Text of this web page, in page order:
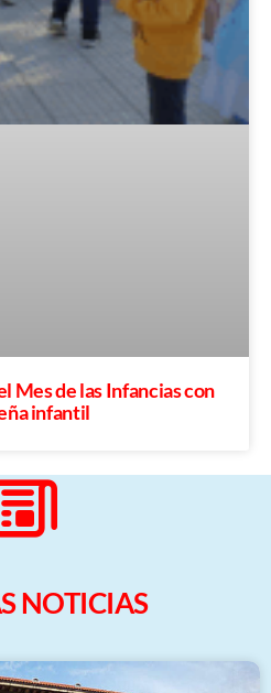
Mes de las Infancias con
infantil
NOTICIAS